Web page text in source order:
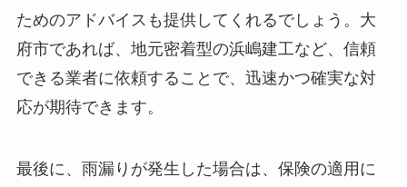
ためのアドバイスも提供してくれるでしょう。大
府市であれば、地元密着型の浜嶋建工など、信頼
できる業者に依頼することで、迅速かつ確実な対
応が期待できます。
最後に、雨漏りが発生した場合は、保険の適用に